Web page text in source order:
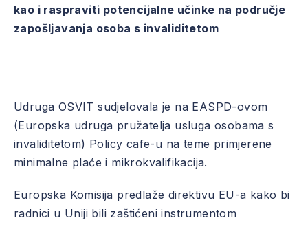
kao i raspraviti potencijalne učinke na područje
zapošljavanja osoba s invaliditetom
Udruga OSVIT sudjelovala je na EASPD-ovom
(Europska udruga pružatelja usluga osobama s
invaliditetom) Policy cafe-u na teme primjerene
minimalne plaće i mikrokvalifikacija.
Europska Komisija predlaže direktivu EU-a kako bi
radnici u Uniji bili zaštićeni instrumentom